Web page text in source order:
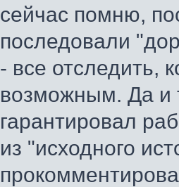
сейчас помню,
последовали
- все отследить,
возможным. Да и
гарантировал
из "исходного